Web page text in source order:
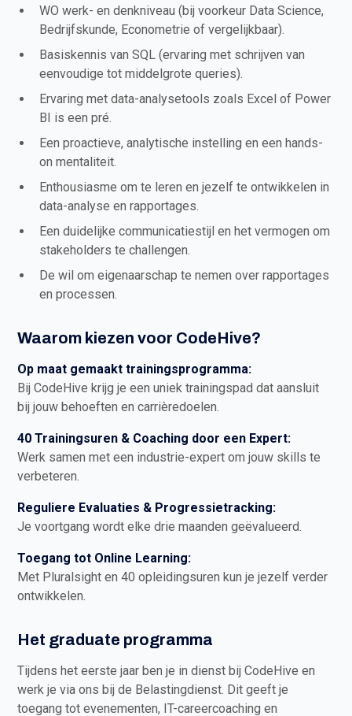
WO werk- en denkniveau (bij voorkeur Data Science,
Bedrijfskunde, Econometrie of vergelijkbaar).
Basiskennis van SQL (ervaring met schrijven van
eenvoudige tot middelgrote queries).
Ervaring met data-analysetools zoals Excel of Power
BI is een pré.
Een proactieve, analytische instelling en een hands-
on mentaliteit.
Enthousiasme om te leren en jezelf te ontwikkelen in
data-analyse en rapportages.
Een duidelijke communicatiestijl en het vermogen om
stakeholders te challengen.
De wil om eigenaarschap te nemen over rapportages
en processen.
Waarom kiezen voor CodeHive?
Op maat gemaakt trainingsprogramma:
Bij CodeHive krijg je een uniek trainingspad dat aansluit
bij jouw behoeften en carrièredoelen.
40 Trainingsuren & Coaching door een Expert:
Werk samen met een industrie-expert om jouw skills te
verbeteren.
Reguliere Evaluaties & Progressietracking:
Je voortgang wordt elke drie maanden geëvalueerd.
Toegang tot Online Learning:
Met Pluralsight en 40 opleidingsuren kun je jezelf verder
ontwikkelen.
Het graduate programma
Tijdens het eerste jaar ben je in dienst bij CodeHive en
werk je via ons bij de Belastingdienst. Dit geeft je
toegang tot evenementen, IT-careercoaching en